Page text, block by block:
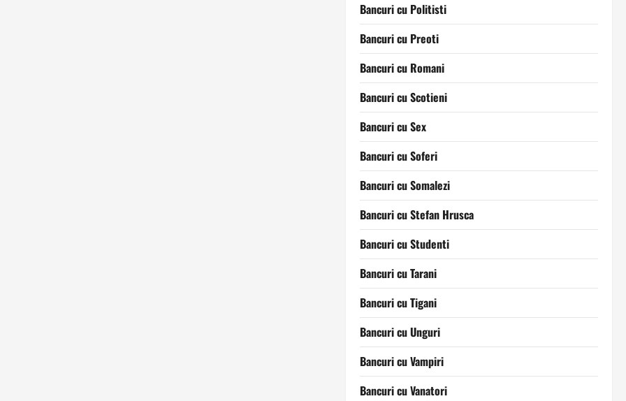
Bancuri cu Politisti
Bancuri cu Preoti
Bancuri cu Romani
Bancuri cu Scotieni
Bancuri cu Sex
Bancuri cu Soferi
Bancuri cu Somalezi
Bancuri cu Stefan Hrusca
Bancuri cu Studenti
Bancuri cu Tarani
Bancuri cu Tigani
Bancuri cu Unguri
Bancuri cu Vampiri
Bancuri cu Vanatori